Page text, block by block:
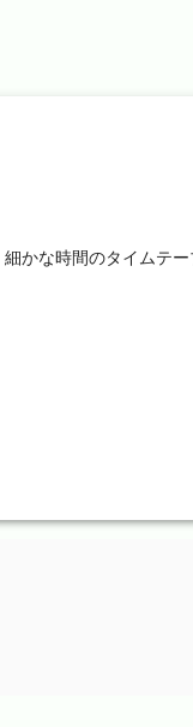
かな時間のタイムテ